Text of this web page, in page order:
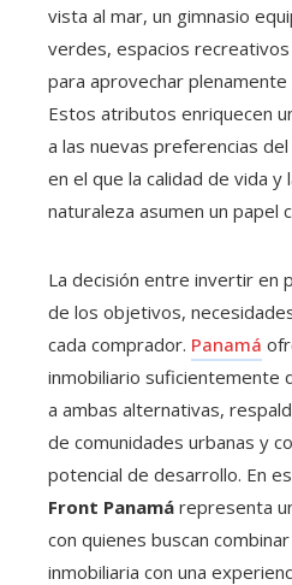
vista al mar, un gimnasio
verdes, espacios
para aprovechar
Estos atributos enriquecen
a las nuevas preferencias
en el que la calidad de vida y
naturaleza asumen un papel
La decisión entre invertir en
de los objetivos,
cada comprador. Panamá
inmobiliario suficientemente
a ambas alternativas,
de comunidades urbanas y
potencial de desarrollo. En
Front Panamá representa
con quienes buscan
inmobiliaria con una